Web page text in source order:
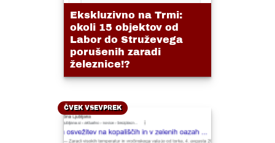
Ekskluzivno na Trmi:
okoli 15 objektov od
Labor do Struževega
porušenih zaradi
železnice!?
ČVEK VSEVPREK